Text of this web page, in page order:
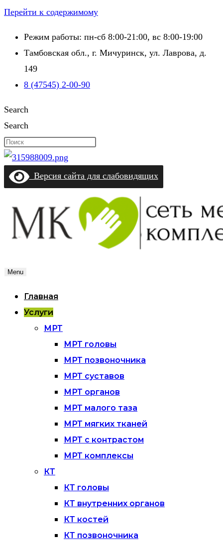
Перейти к содержимому
Режим работы: пн-сб 8:00-21:00, вс 8:00-19:00
Тамбовская обл., г. Мичуринск, ул. Лаврова, д.
149
8 (47545) 2-00-90
Search
Search
Версия сайта для слабовидящих
Menu
Главная
Услуги
МРТ
МРТ головы
МРТ позвоночника
МРТ суставов
МРТ органов
МРТ малого таза
МРТ мягких тканей
МРТ с контрастом
МРТ комплексы
КТ
КТ головы
КТ внутренних органов
КТ костей
КТ позвоночника